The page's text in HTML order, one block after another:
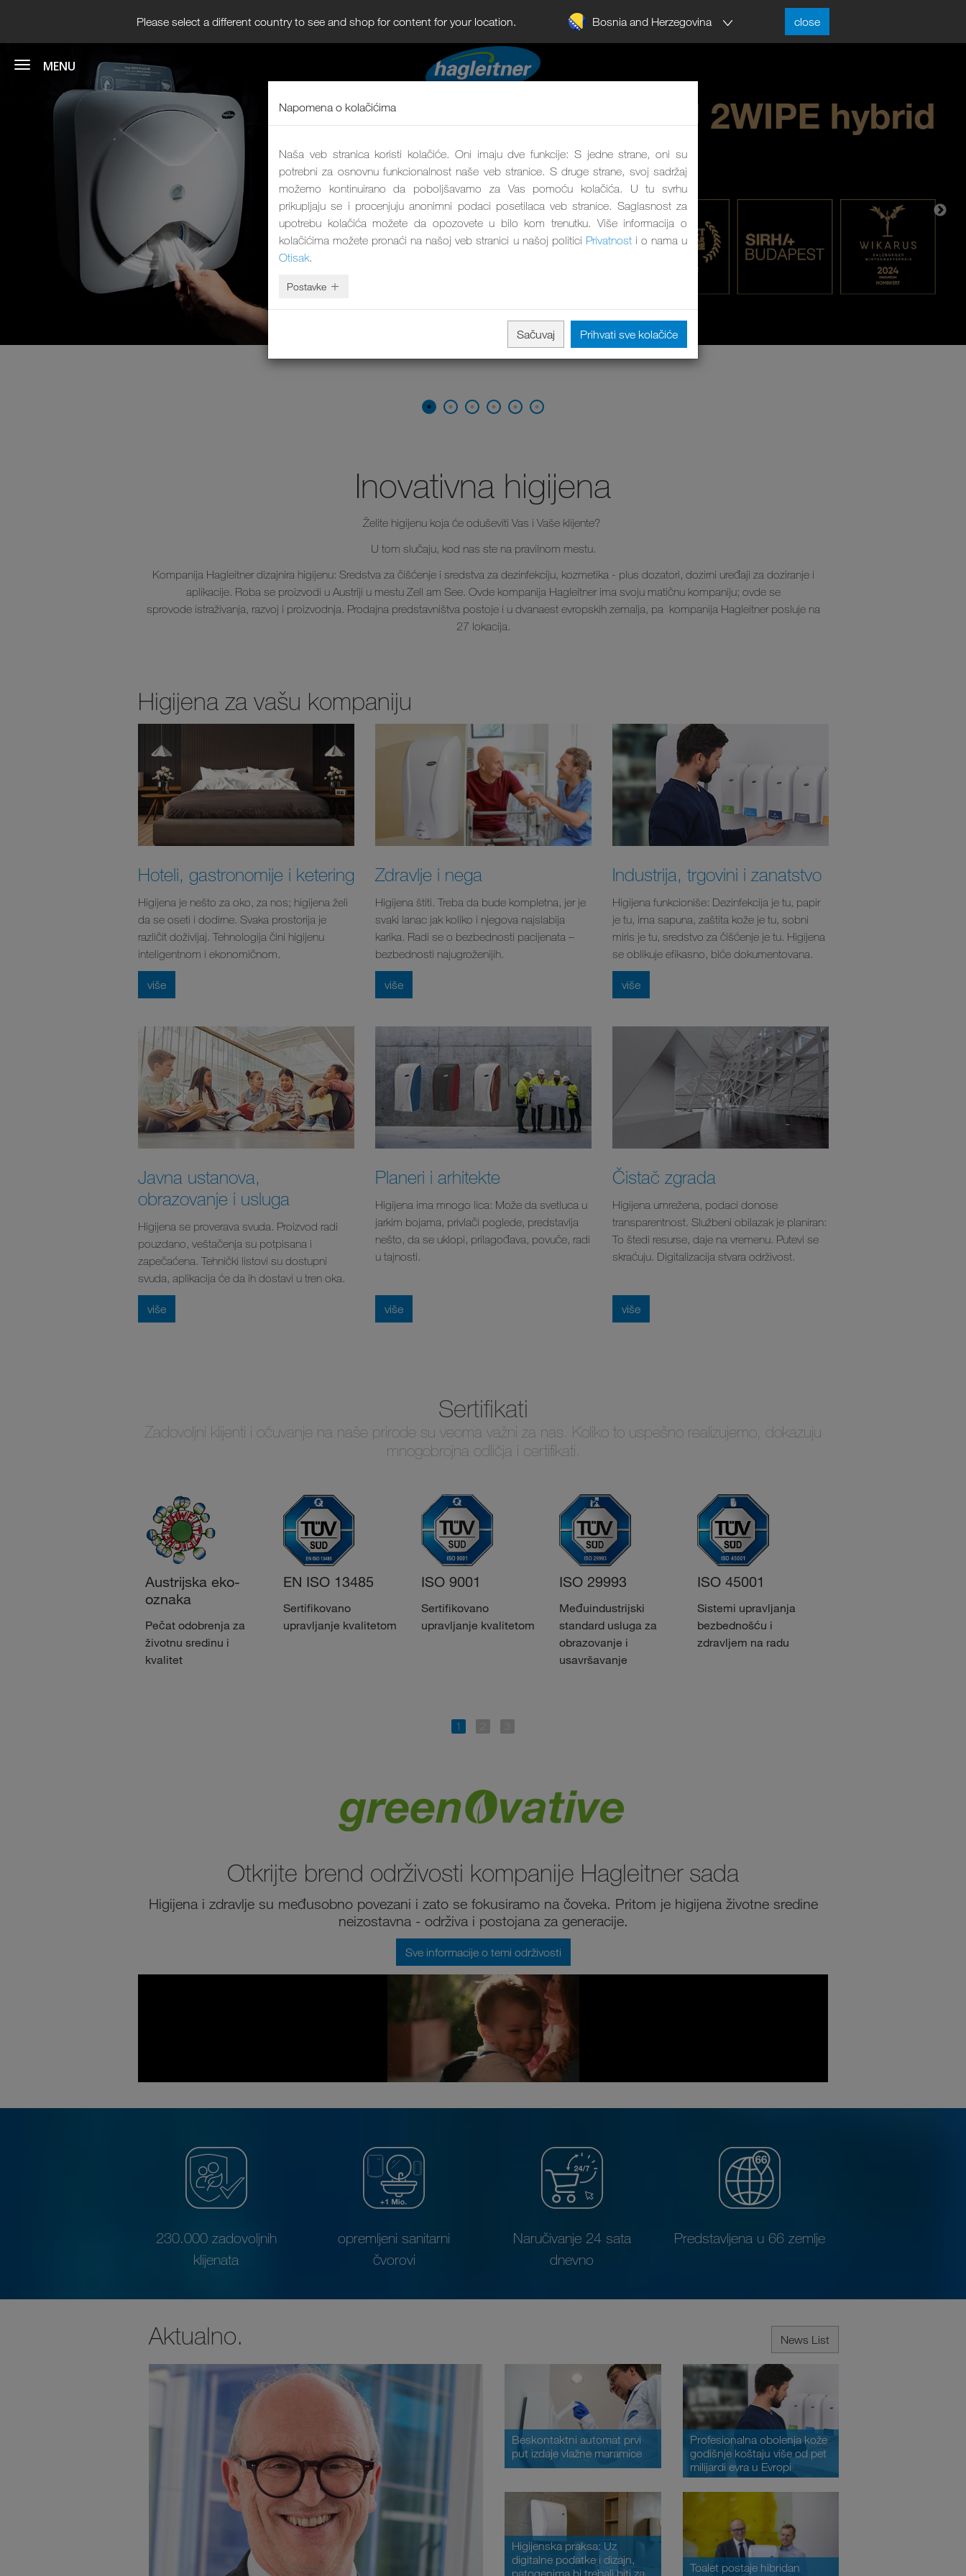
Please select a different country to see and shop for content for your location. Bosnia and Herzegovina close
Inovativna higijena
Želite higijenu koja će oduševiti Vas i Vaše klijente?
U tom slučaju, kod nas ste na pravilnom mestu.
Kompanija Hagleitner dizajnira higijenu: Sredstva za čišćenje i sredstva za dezinfekciju, kozmetika - plus dozatori, dozirni uređaji za doziranje i
aplikacije. Roba se proizvodi u Austriji u mestu Zell am See. Ovde kompanija Hagleitner ima svoju matičnu kompaniju; ovde se
sprovode istraživanja, razvoj i proizvodnja. Prodajna predstavništva postoje i u dvanaest evropskih zemalja, pa kompanija Hagleitner posluje na
27 lokacija.
Higijena za vašu kompaniju
Hoteli, gastronomije i ketering
Higijena je nešto za oko, za nos; higijena želi
da se oseti i dodirne. Svaka prostorija je
različit doživljaj. Tehnologija čini higijenu
inteligentnom i ekonomičnom.
više
Zdravlje i nega
Higijena štiti. Treba da bude kompletna, jer je
svaki lanac jak koliko i njegova najslabija
karika. Radi se o bezbednosti pacijenata –
bezbednosti najugroženijih.
više
Industrija, trgovini i zanatstvo
Higijena funkcioniše: Dezinfekcija je tu, papir
je tu, ima sapuna, zaštita kože je tu, sobni
miris je tu, sredstvo za čišćenje je tu. Higijena
se oblikuje efikasno, biće dokumentovana.
više
Javna ustanova,
obrazovanje i usluga
Higijena se proverava svuda. Proizvod radi
pouzdano, veštačenja su potpisana i
zapečaćena. Tehnički listovi su dostupni
svuda, aplikacija će da ih dostavi u tren oka.
više
Planeri i arhitekte
Higijena ima mnogo lica: Može da svetluca u
jarkim bojama, privlači poglede, predstavlja
nešto, da se uklopi, prilagođava, povuče, radi
u tajnosti.
više
Čistač zgrada
Higijena umrežena, podaci donose
transparentnost. Službeni obilazak je planiran:
To štedi resurse, daje na vremenu. Putevi se
skraćuju. Digitalizacija stvara održivost.
više
Sertifikati
Zadovoljni klijenti i očuvanje na naše prirode su veoma važni za nas. Koliko to uspešno realizujemo, dokazuju
mnogobrojna odličja i certifikati.
Austrijska eko-
oznaka
Pečat odobrenja za
životnu sredinu i
kvalitet
EN ISO 13485
Sertifikovano
upravljanje kvalitetom
ISO 9001
Sertifikovano
upravljanje kvalitetom
ISO 29993
Međuindustrijski
standard usluga za
obrazovanje i
usavršavanje
ISO 45001
Sistemi upravljanja
bezbednošću i
zdravljem na radu
Otkrijte brend održivosti kompanije Hagleitner sada
Higijena i zdravlje su međusobno povezani i zato se fokusiramo na čoveka. Pritom je higijena životne sredine
neizostavna - održiva i postojana za generacije.
Sve informacije o temi održivosti
230.000 zadovoljnih
klijenata
opremljeni sanitarni
čvorovi
Naručivanje 24 sata
dnevno
Predstavljena u 66 zemlje
News List
Aktualno.
Beskontaktni automat prvi
put izdaje vlažne maramice
Profesionalna obolenja kože
godišnje koštaju više od pet
milijardi evra u Evropi
Higijenska praksa: Uz
digitalne podatke i dizajn,
Toalet postaje hibridan
Napomena o kolačićima
Naša veb stranica koristi kolačiće. Oni imaju dve funkcije: S jedne strane, oni su
potrebni za osnovnu funkcionalnost naše veb stranice. S druge strane, svoj sadržaj
možemo kontinuirano da poboljšavamo za Vas pomoću kolačića. U tu svrhu
prikupljaju se i procenjuju anonimni podaci posetilaca veb stranice. Saglasnost za
upotrebu kolačića možete da opozovete u bilo kom trenutku. Više informacija o
kolačićima možete pronaći na našoj veb stranici u našoj politici Privatnosti o nama u
Otisak.
Postavke
Sačuvaj Prihvati sve kolačiće